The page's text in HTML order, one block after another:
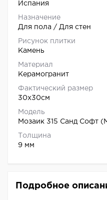
Испания
Назначение
Для пола / Для стен
Рисунок плитки
Камень
Материал
Керамогранит
Фактический размер
30x30см
Модель
Мозаик 315 Санд Софт
Толщина
9 мм
Подробное